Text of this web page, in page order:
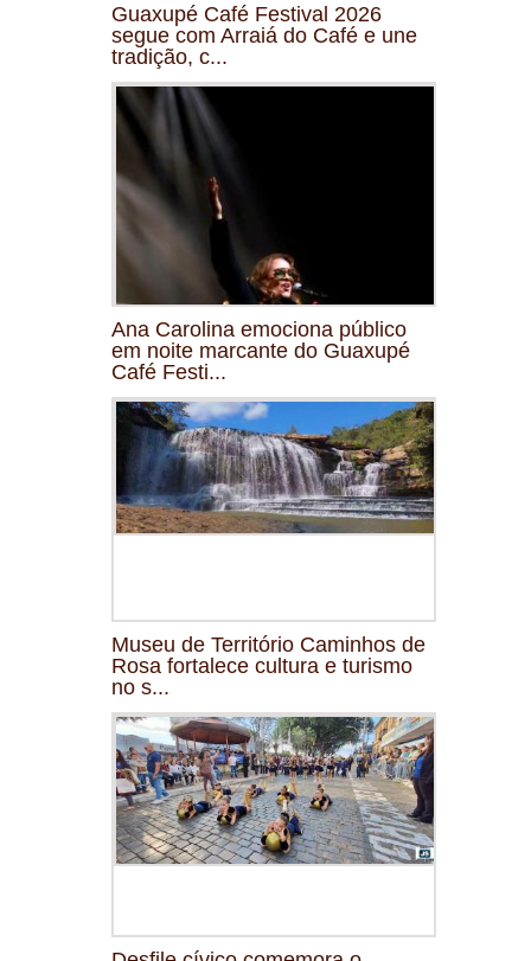
Guaxupé Café Festival 2026
segue com Arraiá do Café e une
tradição, c...
Ana Carolina emociona público
em noite marcante do Guaxupé
Café Festi...
Museu de Território Caminhos de
Rosa fortalece cultura e turismo
no s...